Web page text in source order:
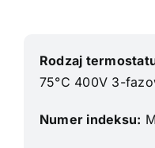
Rodzaj
75°C 400V 3-
Numer indeksu: